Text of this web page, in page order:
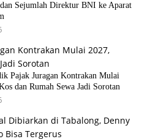
Sejumlah Direktur BNI ke Aparat
Pajak Juragan Kontrakan Mulai
dan Rumah Sewa Jadi Sorotan